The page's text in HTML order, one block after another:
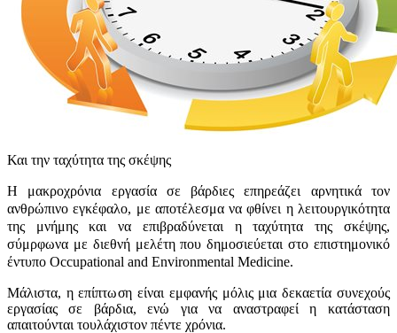
Και την ταχύτητα της σκέψης
Η μακροχρόνια εργασία σε βάρδιες επηρεάζει αρνητικά τον
ανθρώπινο εγκέφαλο, με αποτέλεσμα να φθίνει η λειτουργικότητα
της μνήμης και να επιβραδύνεται η ταχύτητα της σκέψης,
σύμρφωνα με διεθνή μελέτη που δημοσιεύεται στο επιστημονικό
έντυπο Occupational and Environmental Medicine.
Μάλιστα, η επίπτωση είναι εμφανής μόλις μια δεκαετία συνεχούς
εργασίας σε βάρδια, ενώ για να αναστραφεί η κατάσταση
απαιτούνται τουλάχιστον πέντε χρόνια.